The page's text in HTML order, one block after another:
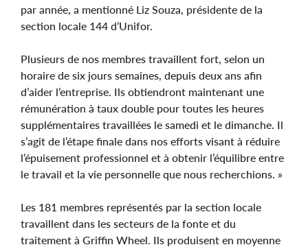
par année, a mentionné Liz Souza, présidente de la
section locale 144 d’Unifor.
Plusieurs de nos membres travaillent fort, selon un
horaire de six jours semaines, depuis deux ans afin
d’aider l’entreprise. Ils obtiendront maintenant une
rémunération à taux double pour toutes les heures
supplémentaires travaillées le samedi et le dimanche. Il
s’agit de l’étape finale dans nos efforts visant à réduire
l’épuisement professionnel et à obtenir l’équilibre entre
le travail et la vie personnelle que nous recherchions. »
Les 181 membres représentés par la section locale
travaillent dans les secteurs de la fonte et du
traitement à Griffin Wheel. Ils produisent en moyenne